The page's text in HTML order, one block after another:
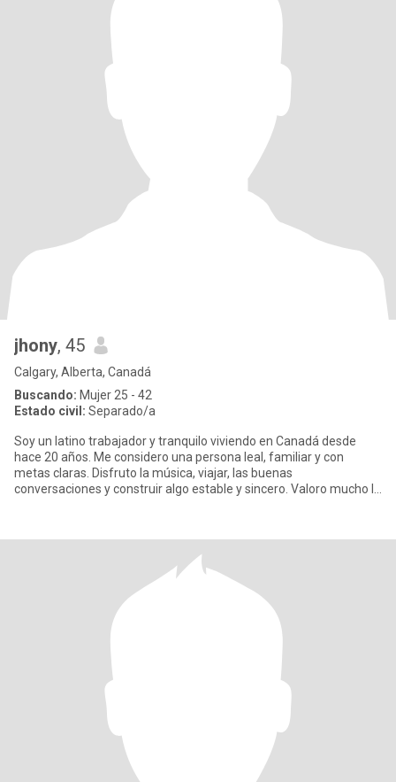
jhony, 45
Calgary, Alberta, Canadá
Buscando: Mujer 25 - 42
Estado civil: Separado/a
Soy un latino trabajador y tranquilo viviendo en Canadá desde
hace 20 años. Me considero una persona leal, familiar y con
metas claras. Disfruto la música, viajar, las buenas
conversaciones y construir algo estable y sincero. Valoro mucho la